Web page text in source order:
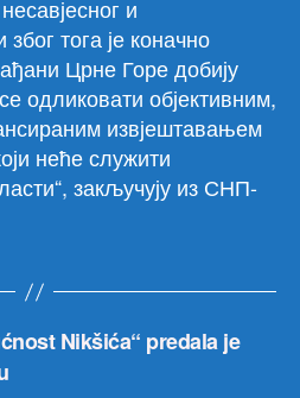
и
тога је коначно
Црне Горе добију
одликовати објективним,
извјештавањем
неће служити
закључују из СНП-
Nikšića“ predala je